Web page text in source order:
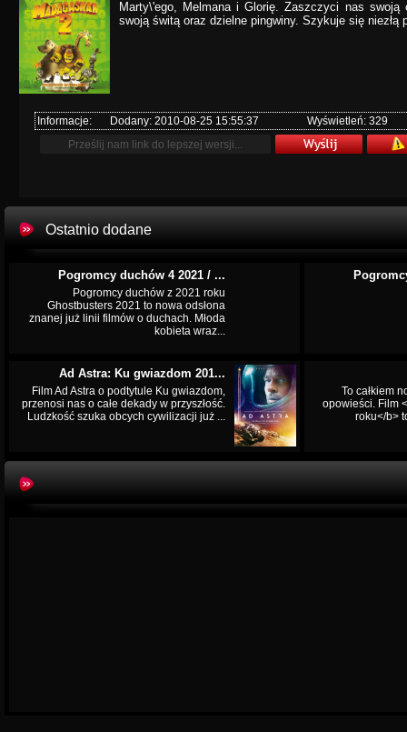
Marty\'ego, Melmana i Glorię. Zaszczyci nas swoją
swoją świtą oraz dzielne pingwiny. Szykuje się niezłą
Informacje: Dodany: 2010-08-25 15:55:37 Wyświetleń: 329
Ostatnio dodane
Pogromcy duchów 4 2021 / ...
Pogromcy duchów z 2021 roku
Ghostbusters 2021 to nowa odsłona
znanej już linii filmów o duchach. Młoda
kobieta wraz...
Ad Astra: Ku gwiazdom 201...
Film Ad Astra o podtytule Ku gwiazdom,
przenosi nas o całe dekady w przyszłość.
Ludzkość szuka obcych cywilizacji już ...
To całkiem
opowieści. Film
roku</b>